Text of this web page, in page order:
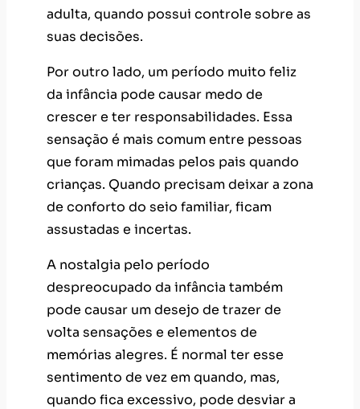
adulta, quando possui controle sobre as
suas decisões.
Por outro lado, um período muito feliz
da infância pode causar medo de
crescer e ter responsabilidades. Essa
sensação é mais comum entre pessoas
que foram mimadas pelos pais quando
crianças. Quando precisam deixar a zona
de conforto do seio familiar, ficam
assustadas e incertas.
A nostalgia pelo período
despreocupado da infância também
pode causar um desejo de trazer de
volta sensações e elementos de
memórias alegres. É normal ter esse
sentimento de vez em quando, mas,
quando fica excessivo, pode desviar a